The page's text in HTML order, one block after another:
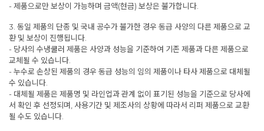
- 제품으로만 보상이 가능하며 금액(현금) 보상은 불가합니다.
3. 동일 제품의 단종 및 국내 공수가 불가한 경우 동급 사양의 다른 제품으로 교
환 및 보상이 진행됩니다.
- 당사의 수냉쿨러 제품은 사양과 성능을 기준하여 기존 제품과 다른 제품으로
교체될 수 있습니다.
- 누수로 손상된 제품의 경우 동급 성능의 임의 제품이나 타사 제품으로 대체될
수 있습니다.
- 대체될 제품은 제품명 및 라인업과 관계 없이 표기된 성능을 기준으로 당사에
서 확인 후 선정되며, 사용기간 및 제조사의 상황에 따라서 리퍼 제품으로 교환
될 수도 있습니다.